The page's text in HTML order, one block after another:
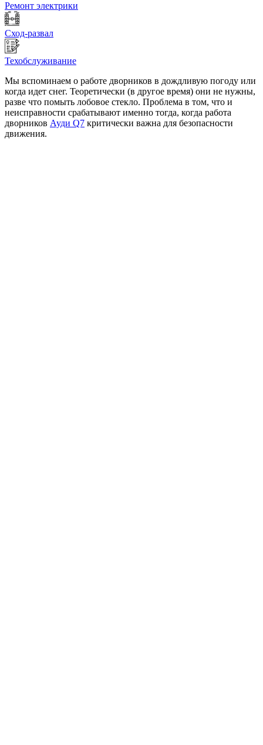
Ремонт электрики
Сход-развал
Техобслуживание
Мы вспоминаем о работе дворников в дождливую погоду или
когда идет снег. Теоретически (в другое время) они не нужны,
разве что помыть лобовое стекло. Проблема в том, что и
неисправности срабатывают именно тогда, когда работа
дворников Ауди Q7 критически важна для безопасности
движения.